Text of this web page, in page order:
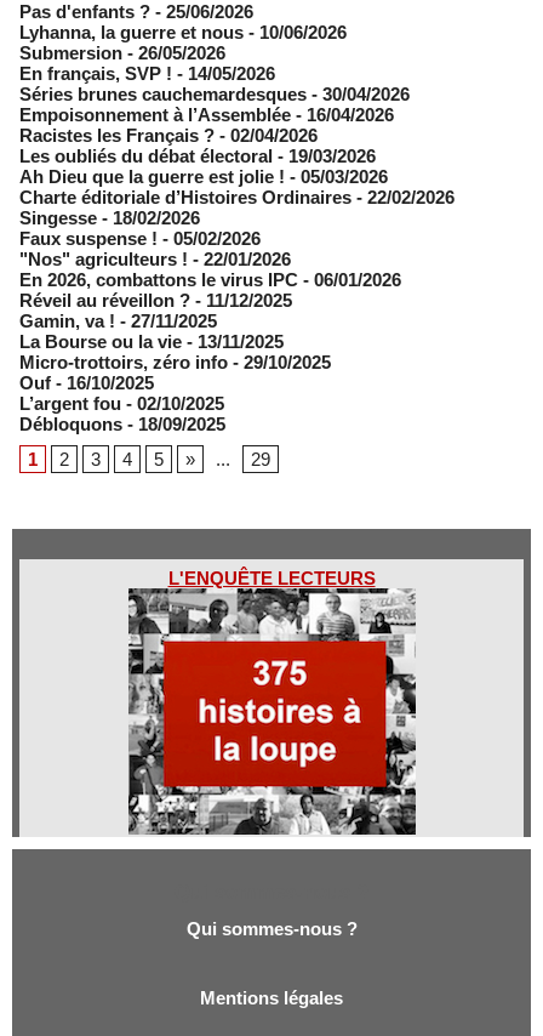
Pas d'enfants ? - 25/06/2026
​Lyhanna, la guerre et nous - 10/06/2026
Submersion - 26/05/2026
En français, SVP ! - 14/05/2026
​Séries brunes cauchemardesques - 30/04/2026
Empoisonnement à l’Assemblée­ - 16/04/2026
Racistes les Français ? - 02/04/2026
​Les oubliés du débat électoral - 19/03/2026
Ah Dieu que la guerre est jolie ! - 05/03/2026
Charte éditoriale d’Histoires Ordinaires - 22/02/2026
Singesse - 18/02/2026
Faux suspense ! - 05/02/2026
"Nos" agriculteurs ! - 22/01/2026
En 2026, combattons le virus IPC - 06/01/2026
Réveil au réveillon ? - 11/12/2025
Gamin, va ! - 27/11/2025
​La Bourse ou la vie - 13/11/2025
Micro-trottoirs, zéro info - 29/10/2025
Ouf - 16/10/2025
L’argent fou - 02/10/2025
Débloquons - 18/09/2025
1
2 3 4 5 » ... 29
L'ENQUÊTE LECTEURS
Qui sommes-nous ?
Mentions légales